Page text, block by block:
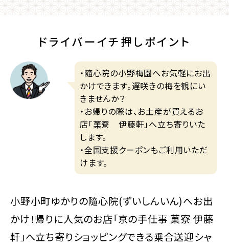
ドライバーイチ押しポイント
・隨心院の小野梅園へお気軽にお出
かけできます。遅咲きの梅を観にい
きませんか？
・お帰りの際は、お土産が買えるお
店「菓寮 伊藤軒」へ立ち寄りいた
します。
・全国支援クーポンもご利用いただ
けます。
小野小町ゆかりの隨心院(ずいしんいん)へお出
かけ！帰りに人気のお店「京の手仕事 菓寮 伊藤
軒」へ立ち寄りショッピングできる乗合送迎シャ